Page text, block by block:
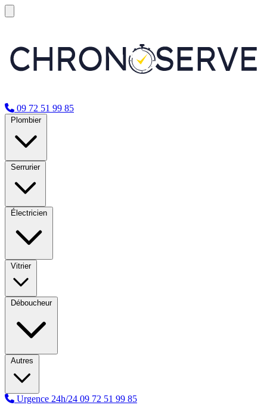
09 72 51 99 85
Plombier
Serrurier
Électricien
Vitrier
Déboucheur
Autres
Urgence 24h/24 09 72 51 99 85